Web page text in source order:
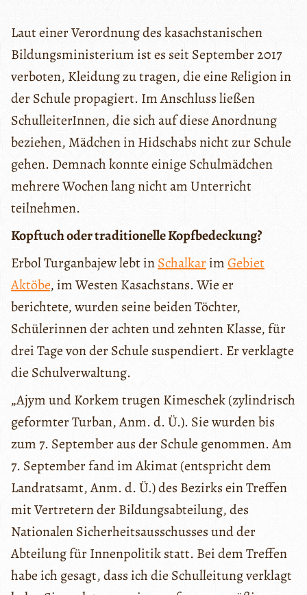
Laut einer Verordnung des kasachstanischen
Bildungsministerium ist es seit September 2017
verboten, Kleidung zu tragen, die eine Religion in
der Schule propagiert. Im Anschluss ließen
SchulleiterInnen, die sich auf diese Anordnung
beziehen, Mädchen in Hidschabs nicht zur Schule
gehen. Demnach konnte einige Schulmädchen
mehrere Wochen lang nicht am Unterricht
teilnehmen.
Kopftuch oder traditionelle Kopfbedeckung?
Erbol Turganbajew lebt inSchalkarimGebiet
Aktöbe, im Westen Kasachstans. Wie er
berichtete, wurden seine beiden Töchter,
Schülerinnen der achten und zehnten Klasse, für
drei Tage von der Schule suspendiert. Er verklagte
die Schulverwaltung.
„Ajym und Korkem trugen Kimeschek (zylindrisch
geformter Turban, Anm. d. Ü.). Sie wurden bis
zum 7. September aus der Schule genommen. Am
7. September fand im Akimat (entspricht dem
Landratsamt, Anm. d. Ü.) des Bezirks ein Treffen
mit Vertretern der Bildungsabteilung, des
Nationalen Sicherheitsausschusses und der
Abteilung für Innenpolitik statt. Bei dem Treffen
habe ich gesagt, dass ich die Schulleitung verklagt